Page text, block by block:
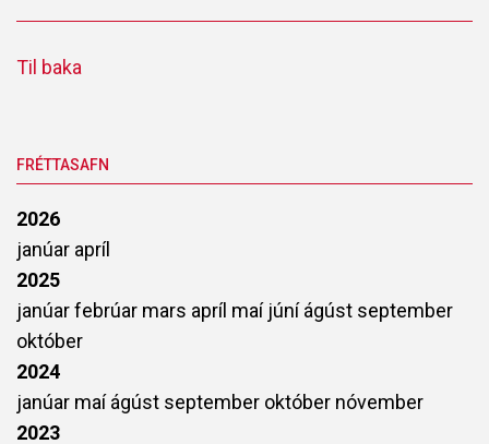
Til baka
FRÉTTASAFN
2026
janúar apríl
2025
janúarfebrúar mars apríl maí júníágúst september
október
2024
janúar maíágúst september október nóvember
2023